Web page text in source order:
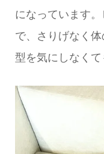
になっています
で、さりげなく
型を気にしなくて